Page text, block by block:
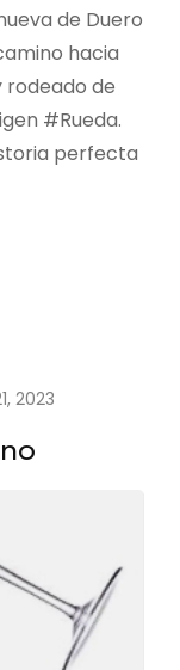
de Duero
hacia
de
#Rueda.
perfecta
2023